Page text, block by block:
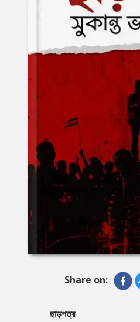
Share on:
ছাড়পত্র